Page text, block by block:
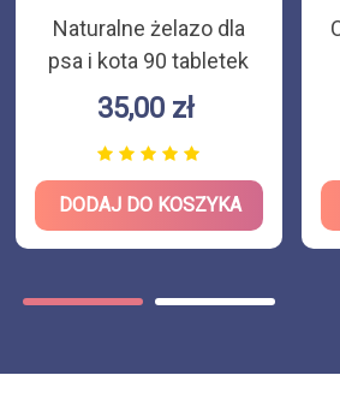
Naturalne żelazo dla
psa i kota 90 tabletek
35,00 zł
DODAJ DO KOSZYKA